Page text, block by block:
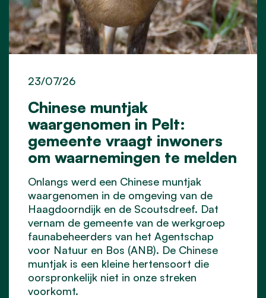
Chinese muntjak
waargenomen in Pelt:
gemeente vraagt inwoners
om waarnemingen te melden
23/07/26
Onlangs werd een Chinese muntjak
waargenomen in de omgeving van de
Haagdoorndijk en de Scoutsdreef. Dat
vernam de gemeente van de werkgroep
faunabeheerders van het Agentschap
voor Natuur en Bos (ANB). De Chinese
muntjak is een kleine hertensoort die
oorspronkelijk niet in onze streken
voorkomt.